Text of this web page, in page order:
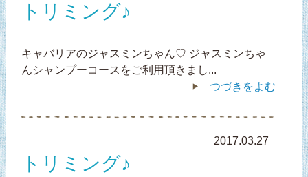
トリミング♪
キャバリアのジャスミンちゃん♡ ジャスミンちゃ
んシャンプーコースをご利用頂きまし...
つづきをよむ
2017.03.27
トリミング♪